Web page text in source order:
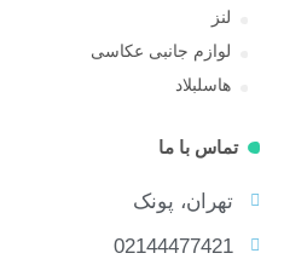
لنز
لوازم جانبی عکاسی
هاسلبلاد
تماس با ما
تهران، پونک
02144477421